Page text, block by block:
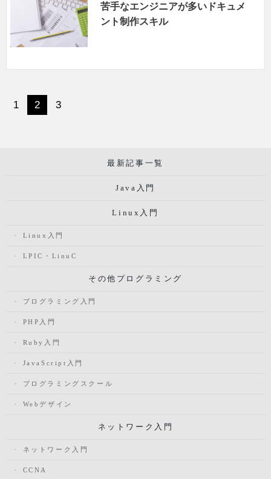
苦手なエンジニアが多いドキュメ
ント制作スキル
1 2 3
最新記事一覧
Java入門
Linux入門
Linux入門
LPIC・LinuC
その他プログラミング
プログラミング入門
PHP入門
Ruby入門
JavaScript入門
プログラミングスクール
Webデザイン
ネットワーク入門
ネットワーク入門
CCNA